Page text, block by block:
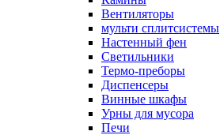
Вентиляторы
мульти сплитсистемы
Настенный фен
Светильники
Термо-преборы
Диспенсеры
Винные шкафы
Урны для мусора
Печи